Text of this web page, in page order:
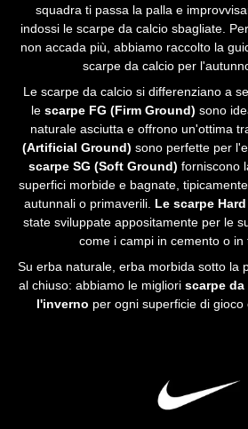
squadra ti passa la palla e
indossi le scarpe da calcio sbagliate.
non accada più, abbiamo raccolto la
scarpe da calcio per
Le scarpe da calcio si differenziano a
le scarpe FG (Firm Ground) sono
naturale asciutta e offrono un'ottima
(Artificial Ground) sono perfette per
scarpe SG (Soft Ground) forniscono
superfici morbide e bagnate,
autunnali o primaverili. Le scarpe
state sviluppate appositamente per le
come i campi in cemento o in
Su erba naturale, erba morbida sotto la
al chiuso: abbiamo le migliori scarpe
l'inverno per ogni superficie di